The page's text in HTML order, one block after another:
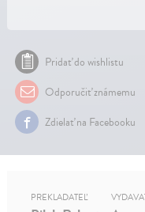
Pridať do wishlistu
Odporučiť známemu
Zdielať na Facebooku
PREKLADATEĽ